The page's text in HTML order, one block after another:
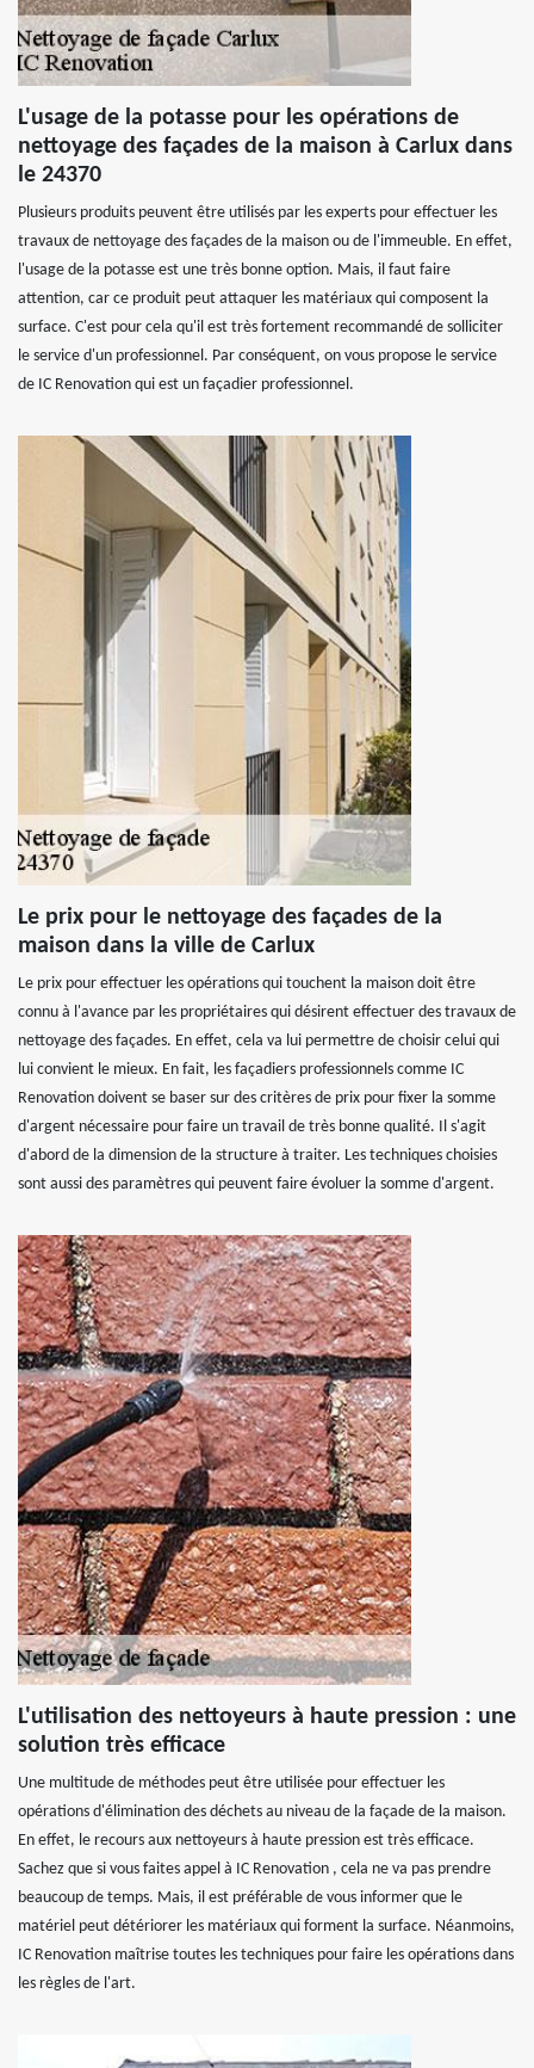
L'usage de la potasse pour les opérations de
nettoyage des façades de la maison à Carlux dans
le 24370
Plusieurs produits peuvent être utilisés par les experts pour effectuer les
travaux de nettoyage des façades de la maison ou de l'immeuble. En effet,
l'usage de la potasse est une très bonne option. Mais, il faut faire
attention, car ce produit peut attaquer les matériaux qui composent la
surface. C'est pour cela qu'il est très fortement recommandé de solliciter
le service d'un professionnel. Par conséquent, on vous propose le service
de IC Renovation qui est un façadier professionnel.
Le prix pour le nettoyage des façades de la
maison dans la ville de Carlux
Le prix pour effectuer les opérations qui touchent la maison doit être
connu à l'avance par les propriétaires qui désirent effectuer des travaux de
nettoyage des façades. En effet, cela va lui permettre de choisir celui qui
lui convient le mieux. En fait, les façadiers professionnels comme IC
Renovation doivent se baser sur des critères de prix pour fixer la somme
d'argent nécessaire pour faire un travail de très bonne qualité. Il s'agit
d'abord de la dimension de la structure à traiter. Les techniques choisies
sont aussi des paramètres qui peuvent faire évoluer la somme d'argent.
L'utilisation des nettoyeurs à haute pression : une
solution très efficace
Une multitude de méthodes peut être utilisée pour effectuer les
opérations d'élimination des déchets au niveau de la façade de la maison.
En effet, le recours aux nettoyeurs à haute pression est très efficace.
Sachez que si vous faites appel à IC Renovation , cela ne va pas prendre
beaucoup de temps. Mais, il est préférable de vous informer que le
matériel peut détériorer les matériaux qui forment la surface. Néanmoins,
IC Renovation maîtrise toutes les techniques pour faire les opérations dans
les règles de l'art.